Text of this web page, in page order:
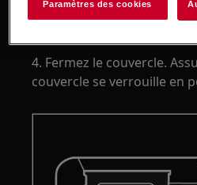
un chiffon absorbant,
4. Fermez le couvercle.
couvercle se verrouille en
Paramètres des cookies